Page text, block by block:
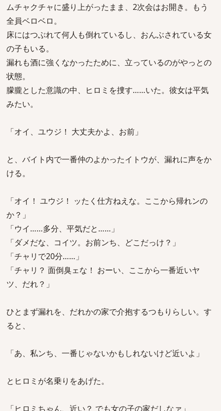
ムチャクチャに盛り上がったまま、2次会はお開き。もう
全員ベロベロ。
床にはつぶれて何人も倒れているし、おんぶされている女
の子もいる。
漏れも酒に強くなかったために、立っているのがやっとの
状態。
朦朧とした意識の中、ヒロミを捜す……いた。彼女は平気
みたい。
「オイ、ユウジ！ 大丈夫かよ、お前」
と、バイト内で一番仲のよかったイトウが、漏れに声をか
ける。
「オイ！ ユウジ！ ッたく仕方ねえな。ここから帰れンの
か？」
「ウイ……多分、平気だと……」
「ダメだな、コイツ。お前ンち、どこだっけ？」
「チャリで20分……」
「チャリ？ 面倒臭ェな！ おーい、ここから一番近いヤ
ツ、だれ？」
ひとまず漏れを、だれかの家で介抱するつもりらしい。す
ると、
「あ、私ンち、一番じゃないかもしれないけど近いよ」
とヒロミが名乗りをあげた。
「ヒロミちゃん、近い？ でも女の子の家だしなァ」